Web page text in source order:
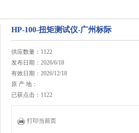
HP-100-扭矩测试仪-广州标际
供应数量：1122
发布日期：2026/6/18
有效日期：2026/12/18
原 产 地：
已获点击：1122
打印当前页